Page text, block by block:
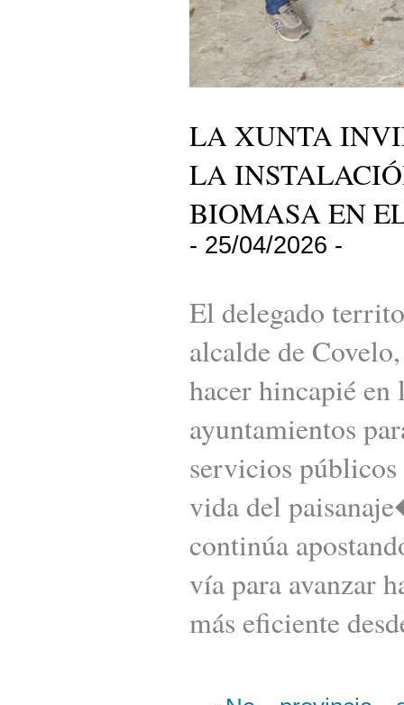
LA XUNTA
LA
BIOMASA EN
- 25/04/2026 -
El delegado
alcalde de
hacer hincapié
ayuntamientos
servicios
vida del
continúa
vía para avanzar
más eficiente